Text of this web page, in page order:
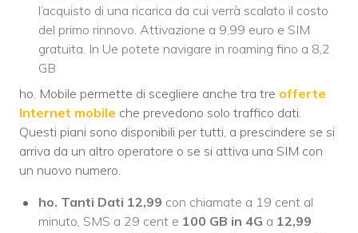
l’acquisto di una ricarica da cui verrà scalato il costo
del primo rinnovo. Attivazione a 9,99 euro e SIM
gratuita. In Ue potete navigare in roaming fino a 8,2
GB
ho. Mobile permette di scegliere anche tra tre offerte
Internet mobile che prevedono solo traffico dati.
Questi piani sono disponibili per tutti, a prescindere se si
arriva da un altro operatore o se si attiva una SIM con
un nuovo numero.
ho. Tanti Dati 12,99 con chiamate a 19 cent al
minuto, SMS a 29 cent e 100 GB in 4G a 12,99